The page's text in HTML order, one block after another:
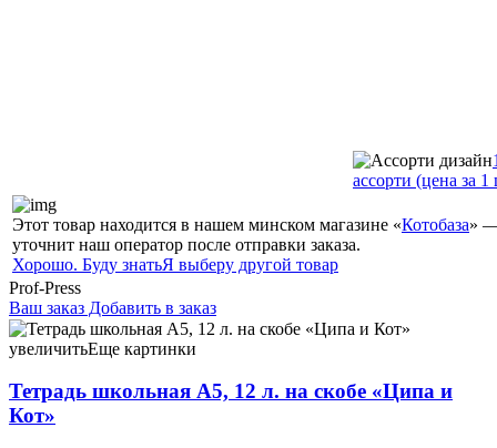
ассорти (цена за 1
Этот товар находится в нашем минском магазине «Котобаза» —
уточнит наш оператор после отправки заказа.
Хорошо. Буду знатьЯ выберу другой товар
Prof-Press
Ваш заказ Добавить в заказ
Тетрадь школьная А5, 12 л. на скобе «Ципа и Кот» 165×205
мм, линия, ассорти 0,61 089522
увеличитьЕще картинки
Тетрадь школьная А5, 12 л. на скобе «Ципа и
Кот»